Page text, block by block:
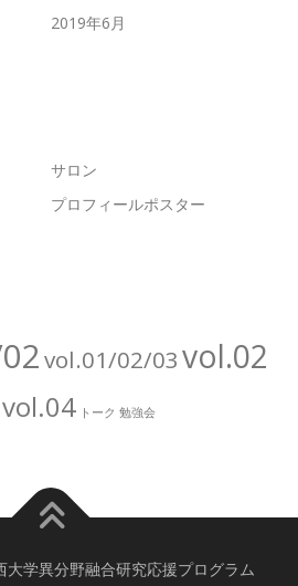
2019年6月
サロン
プロフィールポスター
vol.01/02/03vol.02
vol.04 トーク 勉強会
学異分野融合研究応援プログラム